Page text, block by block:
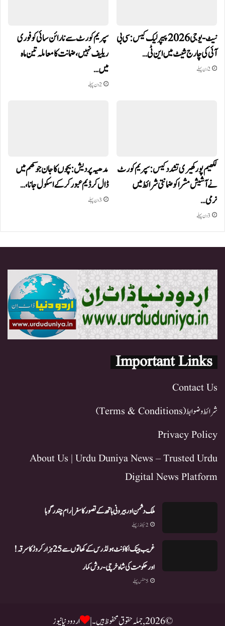
نیٹ-یو جی 2026 پیپر لیک کیس: سی بی
آئی کی چارج شیٹ میں این ٹی…
2 دن پہلے
سپریم کورٹ سے نارائن سائی کو فوری
ریلیف نہیں، ضمانت کا معاملہ تین ماہ
میں…
2 دن پہلے
لکھیم پور کھیری تشدد کیس: سپریم کورٹ
نے آشیش مشرا کو ضمانتی شرائط میں
نرمی…
3 دن پہلے
مدھیہ پردیش: بچوں کا جان جوکھم میں
ڈال کر ڈیم عبور کر کے اسکول جانا،…
3 دن پہلے
Important Links
Contact Us
شرائط و ضوابط (Terms & Conditions)
Privacy Policy
About Us | Urdu Duniya News – Trusted Urdu
Digital News Platform
ملک دشمن اور بیرونی ہاتھ کے تصور کا سفر | رام چندر گوہا
2 سیکنڈز پہلے
غریب بینک اکاؤنٹ ہولڈرس کے کھاتوں سے 25 ہزار کروڑ کا سرقہ!
اور حکومت کی شاہ خرچی-روش کمار
5 منٹس پہلے
© 2026, جملہ حقوق محفوظ ہیں۔ | اردو دنیا نیوز